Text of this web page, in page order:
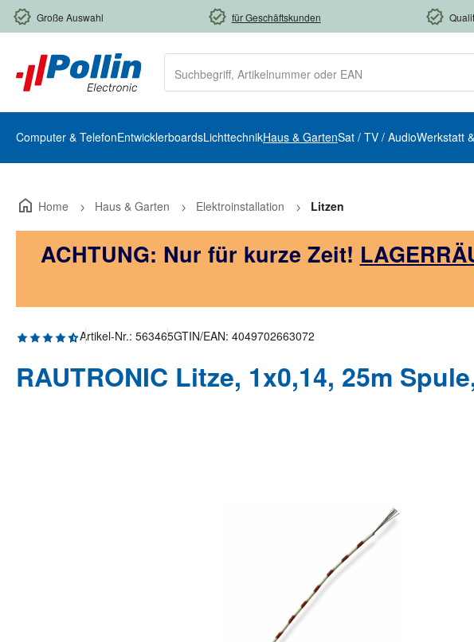
Hauptinhalt springen
Zur Suche springen
Zur Hauptnavigation springen
Große Auswahl für Geschäftskunden
Computer & TelefonEntwicklerboardsLichttechnikHaus & GartenSat / TV / AudioWerkstatt
Home Haus & Garten Elektroinstallation Litzen
ACHTUNG: Nur für kurze Zeit!
Durchschnittliche Bewertung von 4.89 von 5 Sternen
Artikel-Nr.: 563465GTIN/EAN: 4049702663072
RAUTRONIC Litze, 1x0,14, 25m